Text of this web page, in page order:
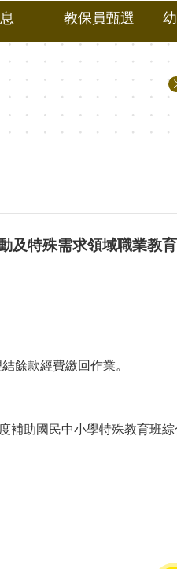
教保員甄選
及特殊需求領域職業教
餘款經費繳回作業。
補助國民中小學特殊教育班